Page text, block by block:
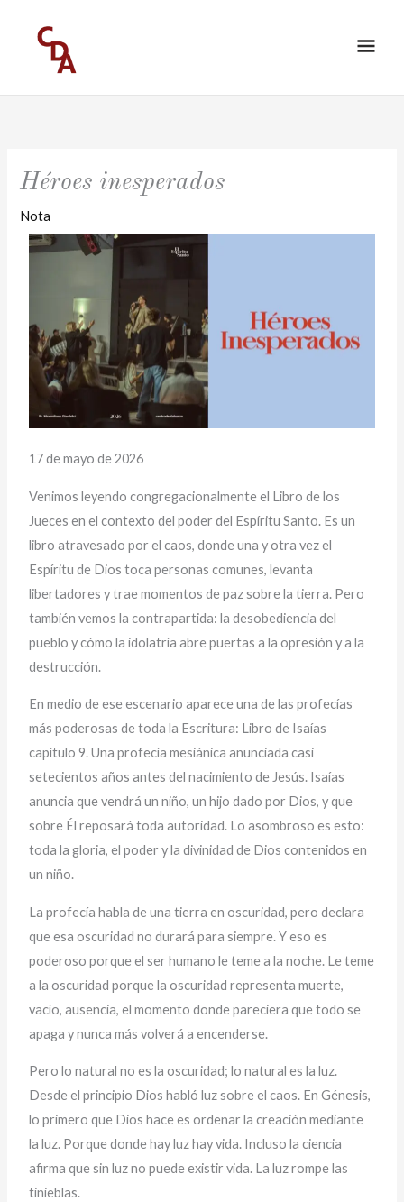
contenido
Héroes inesperados
Nota
17 de mayo de 2026
Venimos leyendo congregacionalmente el Libro de los
Jueces en el contexto del poder del Espíritu Santo. Es un
libro atravesado por el caos, donde una y otra vez el
Espíritu de Dios toca personas comunes, levanta
libertadores y trae momentos de paz sobre la tierra. Pero
también vemos la contrapartida: la desobediencia del
pueblo y cómo la idolatría abre puertas a la opresión y a la
destrucción.
En medio de ese escenario aparece una de las profecías
más poderosas de toda la Escritura: Libro de Isaías
capítulo 9. Una profecía mesiánica anunciada casi
setecientos años antes del nacimiento de Jesús. Isaías
anuncia que vendrá un niño, un hijo dado por Dios, y que
sobre Él reposará toda autoridad. Lo asombroso es esto:
toda la gloria, el poder y la divinidad de Dios contenidos en
un niño.
La profecía habla de una tierra en oscuridad, pero declara
que esa oscuridad no durará para siempre. Y eso es
poderoso porque el ser humano le teme a la noche. Le teme
a la oscuridad porque la oscuridad representa muerte,
vacío, ausencia, el momento donde pareciera que todo se
apaga y nunca más volverá a encenderse.
Pero lo natural no es la oscuridad; lo natural es la luz.
Desde el principio Dios habló luz sobre el caos. En Génesis,
lo primero que Dios hace es ordenar la creación mediante
la luz. Porque donde hay luz hay vida. Incluso la ciencia
afirma que sin luz no puede existir vida. La luz rompe las
tinieblas.